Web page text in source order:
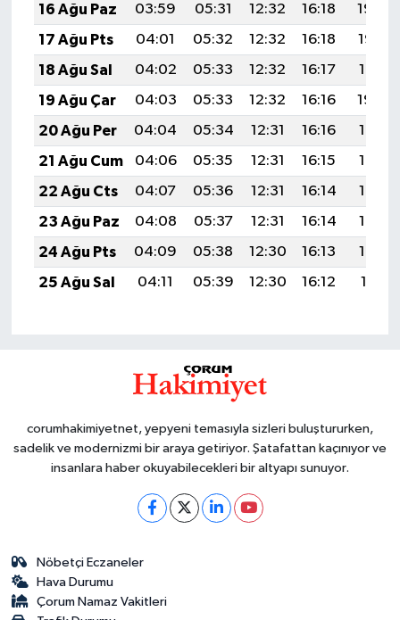
16 Ağu Paz
03:59 05:31 12:32 16:18
19:24
17 Ağu Pts
04:01 05:32 12:32 16:18
19:22
18 Ağu Sal
04:02 05:33 12:32 16:17
19:21
19 Ağu Çar
04:03 05:33 12:32 16:16
19:20
20 Ağu Per
04:04 05:34 12:31 16:16
19:18
21 Ağu Cum
04:06 05:35 12:31 16:15
19:17
22 Ağu Cts
04:07 05:36 12:31 16:14
19:16
23 Ağu Paz
04:08 05:37 12:31 16:14
19:14
24 Ağu Pts
04:09 05:38 12:30 16:13
19:13
25 Ağu Sal
04:11 05:39 12:30 16:12 19:11
corumhakimiyetnet, yepyeni temasıyla sizleri buluştururken,
sadelik ve modernizmi bir araya getiriyor. Şatafattan kaçınıyor ve
insanlara haber okuyabilecekleri bir altyapı sunuyor.
Nöbetçi Eczaneler
Hava Durumu
Çorum Namaz Vakitleri